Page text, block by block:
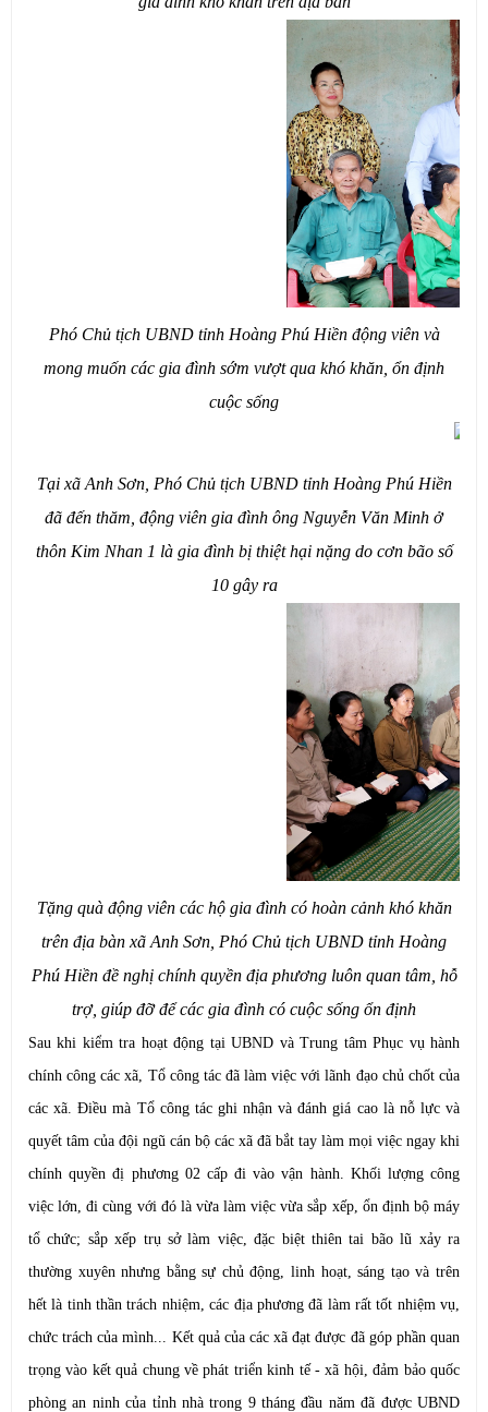
Phó Chủ tịch UBND tỉnh Hoàng Phú Hiền động viên và
mong muốn các gia đình sớm vượt qua khó khăn, ổn định
cuộc sống
Tại xã Anh Sơn, Phó Chủ tịch UBND tỉnh Hoàng Phú Hiền
đã đến thăm, động viên gia đình ông Nguyễn Văn Minh ở
thôn Kim Nhan 1 là gia đình bị thiệt hại nặng do cơn bão số
10 gây ra
Tặng quà động viên các hộ gia đình có hoàn cảnh khó khăn
trên địa bàn xã Anh Sơn, Phó Chủ tịch UBND tỉnh Hoàng
Phú Hiền đề nghị chính quyền địa phương luôn quan tâm, hỗ
trợ, giúp đỡ để các gia đình có cuộc sống ổn định
Sau khi kiểm tra hoạt động tại UBND và Trung tâm Phục vụ hành
chính công các xã, Tổ công tác đã làm việc với lãnh đạo chủ chốt của
các xã. Điều mà Tổ công tác ghi nhận và đánh giá cao là nỗ lực và
quyết tâm của đội ngũ cán bộ các xã đã bắt tay làm mọi việc ngay khi
chính quyền đị phương 02 cấp đi vào vận hành. Khối lượng công
việc lớn, đi cùng với đó là vừa làm việc vừa sắp xếp, ổn định bộ máy
tổ chức; sắp xếp trụ sở làm việc, đặc biệt thiên tai bão lũ xảy ra
thường xuyên nhưng bằng sự chủ động, linh hoạt, sáng tạo và trên
hết là tinh thần trách nhiệm, các địa phương đã làm rất tốt nhiệm vụ,
chức trách của mình... Kết quả của các xã đạt được đã góp phần quan
trọng vào kết quả chung về phát triển kinh tế - xã hội, đảm bảo quốc
phòng an ninh của tỉnh nhà trong 9 tháng đầu năm đã được UBND